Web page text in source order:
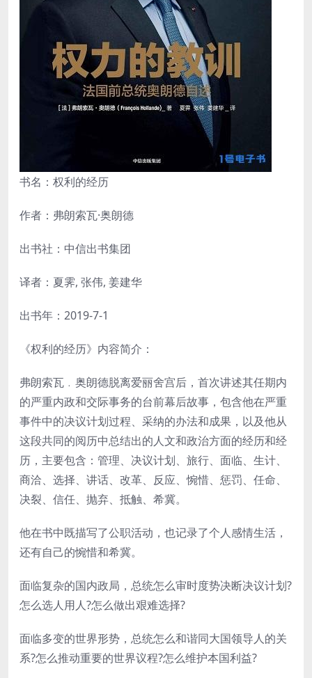
书名：权利的经历
作者：弗朗索瓦·奥朗德
出书社：中信出书集团
译者：夏霁, 张伟, 姜建华
出书年：2019-7-1
《权利的经历》内容简介：
弗朗索瓦﹒奥朗德脱离爱丽舍宫后，首次讲述其任期内
的严重内政和交际事务的台前幕后故事，包含他在严重
事件中的决议计划过程、采纳的办法和成果，以及他从
这段共同的阅历中总结出的人文和政治方面的经历和经
历，主要包含：管理、决议计划、旅行、面临、生计、
商洽、选择、讲话、改革、反应、惋惜、惩罚、任命、
决裂、信任、抛弃、抵触、希冀。
他在书中既描写了公职活动，也记录了个人感情生活，
还有自己的惋惜和希冀。
面临复杂的国内政局，总统怎么审时度势决断决议计划?
怎么选人用人?怎么做出艰难选择?
面临多变的世界形势，总统怎么和谐同大国领导人的关
系?怎么推动重要的世界议程?怎么维护本国利益?